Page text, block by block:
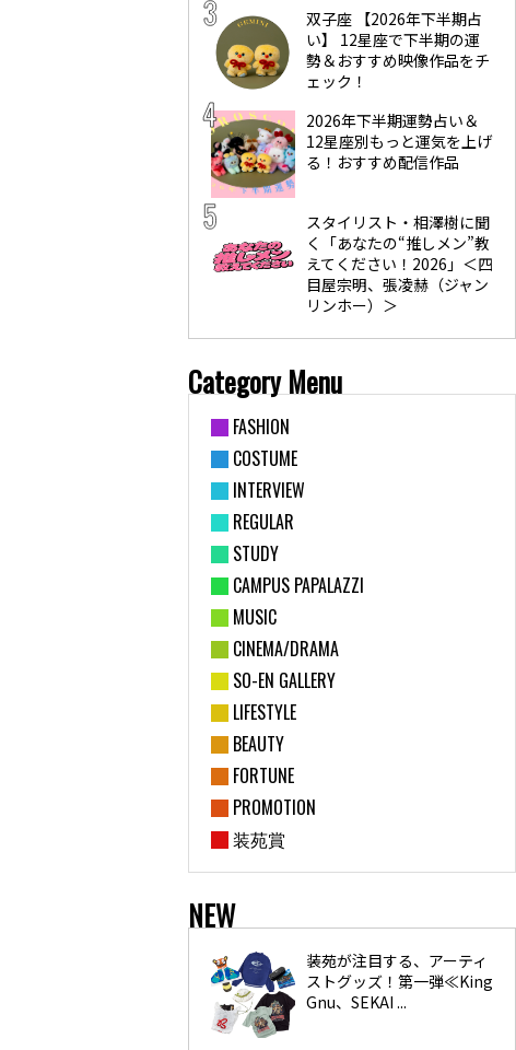
双子座 【2026年下半期占
い】 12星座で下半期の運
勢＆おすすめ映像作品をチ
ェック！
2026年下半期運勢占い＆
12星座別もっと運気を上げ
る！おすすめ配信作品
スタイリスト・相澤樹に聞
く「あなたの“推しメン”教
えてください！2026」＜四
目屋宗明、張凌赫（ジャン
リンホー）＞
Category Menu
FASHION
COSTUME
INTERVIEW
REGULAR
STUDY
CAMPUS PAPALAZZI
MUSIC
CINEMA/DRAMA
SO-EN GALLERY
LIFESTYLE
BEAUTY
FORTUNE
PROMOTION
装苑賞
NEW
装苑が注目する、アーティ
ストグッズ！第一弾≪King
Gnu、SEKAI ...